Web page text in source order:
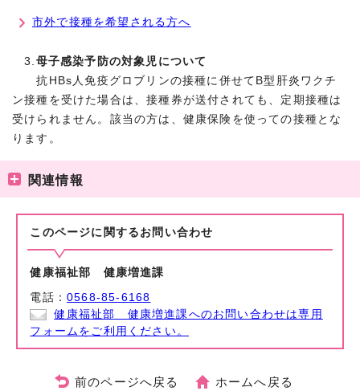
市外で接種を希望される方へ
3. 母子感染予防の対象児について
抗HBs人免疫グロブリンの接種に併せてB型肝炎ワクチ
ン接種を受けた場合は、接種券が送付されても、定期接種は
受けられません。該当の方は、健康保険を使っての接種とな
ります。
関連情報
このページに関する お問い合わせ
健康福祉部 健康増進課
電話：0568-85-6168
健康福祉部 健康増進課へのお問い合わせは専用
フォームをご利用ください。
前のページへ戻る ホームへ戻る